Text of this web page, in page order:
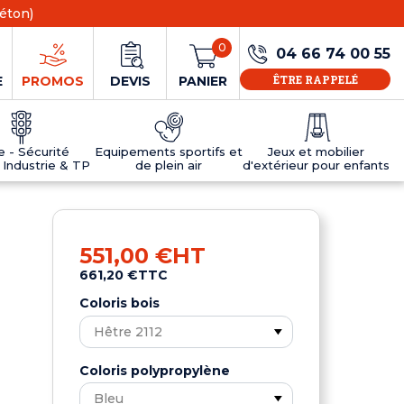
PROMOS DEVIS PANIER
0 04 66 74 00 55
ÊTRE RAPPELÉ
- Sécurité
& TP
Equipements sportifs et
de plein air
Tables de ping-pong en résine
Jeux et mobilier
d'extérieur pour enfants
MOBILIER D'EXTÉRIEUR POUR ENFANTS
551,00 €HT
661,20 €TTC
Coloris bois
Coloris polypropylène